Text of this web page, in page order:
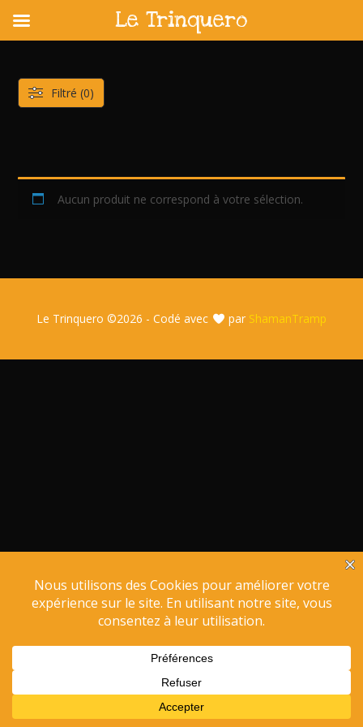
content
Aucun produit ne correspond à votre sélection.
Filtré (0)
Le Trinquero ©2026 - Codé avec par ShamanTramp
Le Trinquero